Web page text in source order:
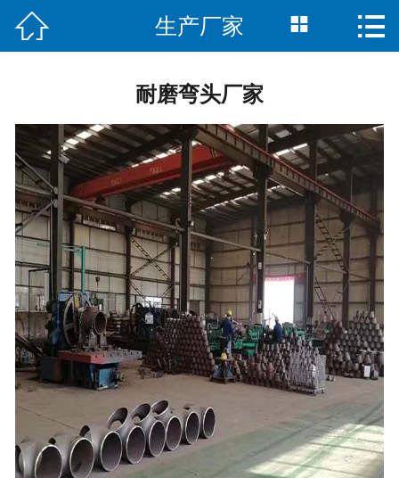
首页
新闻资讯
行业动态
生产厂家
成功案例
联系我们
 生产厂家  
耐磨弯头厂家